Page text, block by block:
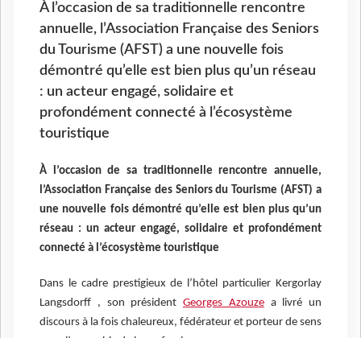
À l’occasion de sa traditionnelle rencontre
annuelle, l’Association Française des Seniors
du Tourisme (AFST) a une nouvelle fois
démontré qu’elle est bien plus qu’un réseau
: un acteur engagé, solidaire et
profondément connecté à l’écosystème
touristique
À l’occasion de sa traditionnelle rencontre annuelle,
l’Association Française des Seniors du Tourisme (AFST) a
une nouvelle fois démontré qu’elle est bien plus qu’un
réseau : un acteur engagé, solidaire et profondément
connecté à l’écosystème touristique
Dans le cadre prestigieux de l’hôtel particulier Kergorlay
Langsdorff , son président Georges Azouzea livré un
discours à la fois chaleureux, fédérateur et porteur de sens